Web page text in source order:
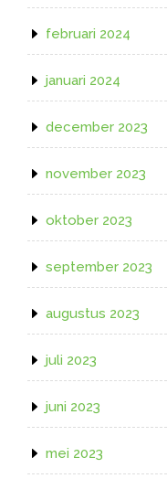
februari 2024
januari 2024
december 2023
november 2023
oktober 2023
september 2023
augustus 2023
juli 2023
juni 2023
mei 2023